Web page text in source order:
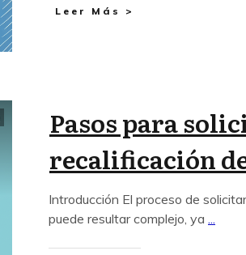
Leer Más >
Pasos para
recalificación
Introducción El proceso de
puede resultar complejo, ya ...